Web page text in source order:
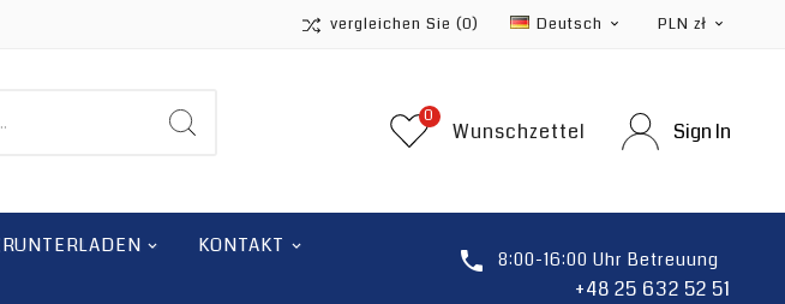
vergleichen Sie (0) Deutsch  PLN zł 
Wunschzettel
0
Sign In
KONTAKT
 8:00-16:00 Uhr Betreuung
+48 25 632 52 51